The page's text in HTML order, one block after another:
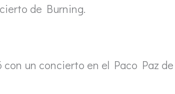
de Burning.
con un concierto en el Paco Paz de